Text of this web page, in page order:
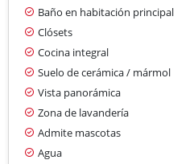
Baño en habitación principal
Clósets
Cocina integral
Suelo de cerámica / mármol
Vista panorámica
Zona de lavandería
Admite mascotas
Agua